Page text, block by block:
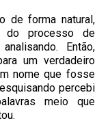
de forma natural,
do processo de
Então,
um verdadeiro
nome que fosse
percebi
meio que